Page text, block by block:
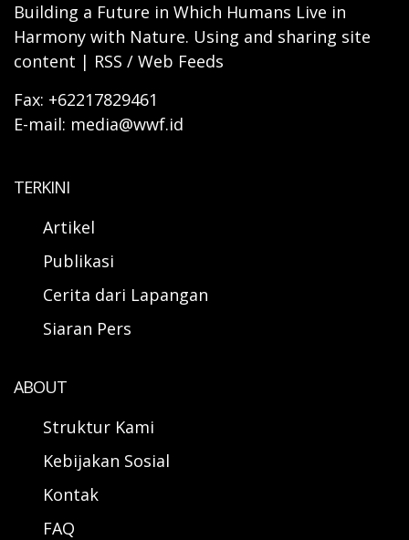
Building a Future in Which Humans Live in
Harmony with Nature. Using and sharing site
content | RSS / Web Feeds
Fax: +62217829461
E-mail: media@wwf.id
TERKINI
Artikel
Publikasi
Cerita dari Lapangan
Siaran Pers
ABOUT
Struktur Kami
Kebijakan Sosial
Kontak
FAQ